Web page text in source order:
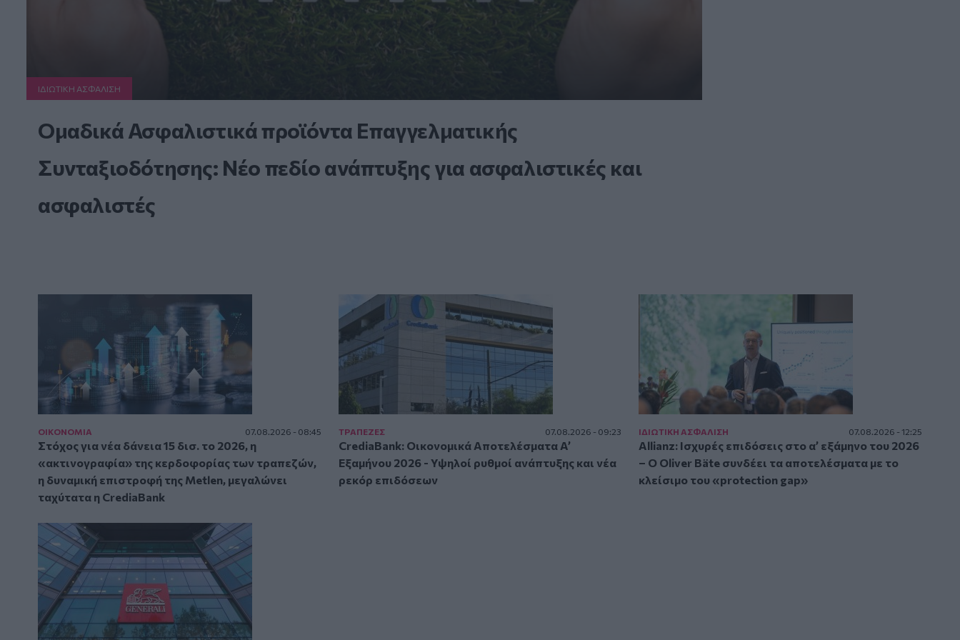
ΙΔΙΩΤΙΚΗ ΑΣΦAΛΙΣΗ
Ομαδικά Ασφαλιστικά προϊόντα Επαγγελματικής
Συνταξιοδότησης: Νέο πεδίο ανάπτυξης για ασφαλιστικές και
ασφαλιστές
ΟΙΚΟΝΟΜΙΑ 07.08.2026 - 08:45
Στόχος για νέα δάνεια 15 δισ. το 2026, η
«ακτινογραφία» της κερδοφορίας των τραπεζών,
η δυναμική επιστροφή της Metlen, μεγαλώνει
ταχύτατα η CrediaBank
ΤΡAΠΕΖΕΣ 07.08.2026 - 09:23
CrediaBank: Οικονομικά Αποτελέσματα A’
Εξαμήνου 2026 - Υψηλοί ρυθμοί ανάπτυξης και νέα
ρεκόρ επιδόσεων
ΙΔΙΩΤΙΚΗ ΑΣΦAΛΙΣΗ 07.08.2026 - 12:25
Allianz: Ισχυρές επιδόσεις στο α’ εξάμηνο του 2026
– Ο Oliver Bäte συνδέει τα αποτελέσματα με το
κλείσιμο του «protection gap»